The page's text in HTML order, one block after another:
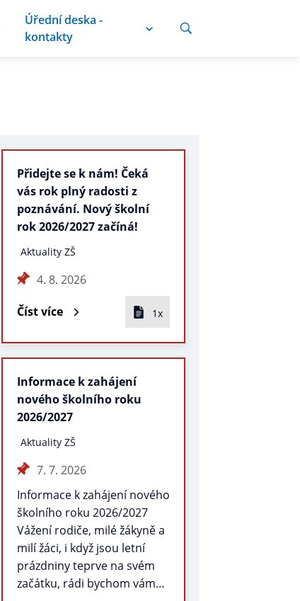
Úřední deska -
kontakty
Přidejte se k nám! Čeká
vás rok plný radosti z
poznávání. Nový školní
rok 2026/2027 začíná!
Aktuality ZŠ
4. 8. 2026
Číst více 1x
Informace k zahájení
nového školního roku
2026/2027
Aktuality ZŠ
7. 7. 2026
Informace k zahájení nového
školního roku 2026/2027
Vážení rodiče, milé žákyně a
milí žáci, i když jsou letní
prázdniny teprve na svém
začátku, rádi bychom vám…